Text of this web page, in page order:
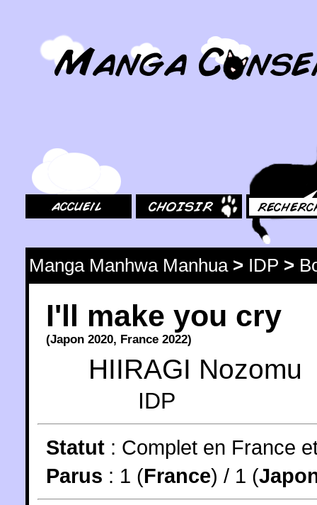
Manga Manhwa Manhua> IDP >
I'll make you cry
(Japon 2020, France 2022)
HIIRAGI Nozomu
IDP
Statut : Complet en France
Parus : 1 (France) / 1 (